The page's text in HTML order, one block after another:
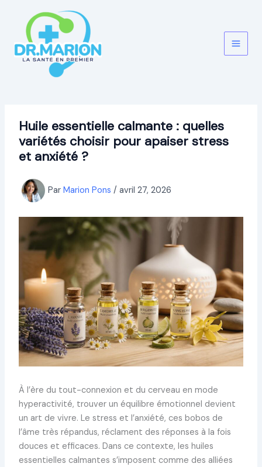
contenu
Huile essentielle calmante : quelles
variétés choisir pour apaiser stress
et anxiété ?
Par Marion Pons / avril 27, 2026
À l’ère du tout-connexion et du cerveau en mode
hyperactivité, trouver un équilibre émotionnel devient
un art de vivre. Le stress et l’anxiété, ces bobos de
l’âme très répandus, réclament des réponses à la fois
douces et efficaces. Dans ce contexte, les huiles
essentielles calmantes s’imposent comme des alliées